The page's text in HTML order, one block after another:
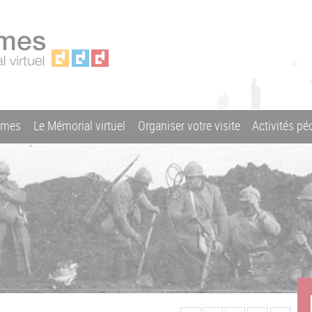
Le Mémorial virtuel Organiser votre visite Activités